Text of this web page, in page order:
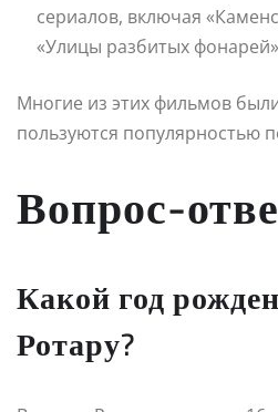
сериалов, включая
«Улицы разбитых
Многие из этих фильмов
пользуются популярностью
Вопрос-
Какой год
Ротару?